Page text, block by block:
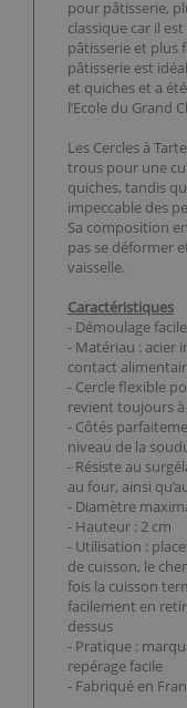
pour pâtisserie,
classique car il
pâtisserie et plus
pâtisserie est
et quiches et a
l’Ecole du Grand
Les Cercles à
trous pour une
quiches, tandis
impeccable des
Sa composition
pas se déformer
vaisselle.
Caractéristiques
- Démoulage facile
- Matériau : acier
contact
- Cercle flexible
revient toujours
- Côtés
niveau de la
- Résiste au
au four, ainsi
- Diamètre
- Hauteur : 2 cm
- Utilisation :
de cuisson, le
fois la cuisson
facilement en
dessus
- Pratique :
repérage facile
- Fabriqué en